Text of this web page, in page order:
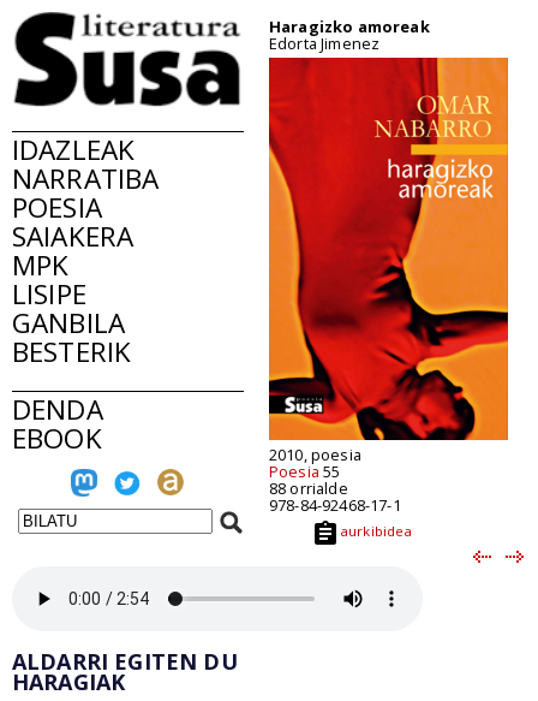
IDAZLEAK
NARRATIBA
POESIA
SAIAKERA
MPK
LISIPE
GANBILA
BESTERIK
DENDA
EBOOK
Haragizko amoreak
Edorta Jimenez
2010, poesia
Poesia 55
88 orrialde
978-84-92468-17-1
aurkibidea
ALDARRI EGITEN DU
HARAGIAK